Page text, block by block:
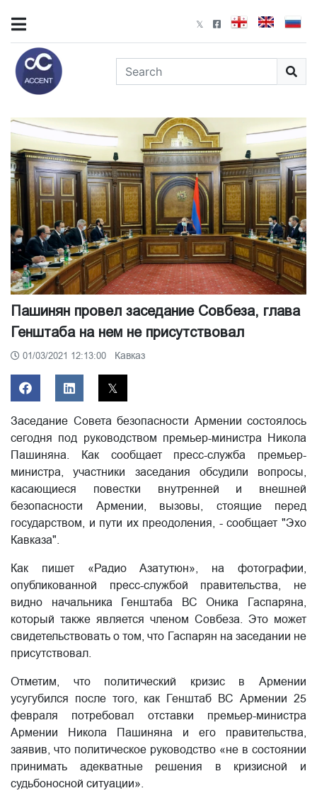
Пашинян провел заседание Совбеза, глава
Генштаба на нем не присутствовал
01/03/2021 12:13:00 Кавказ
Заседание Совета безопасности Армении состоялось
сегодня под руководством премьер-министра Никола
Пашиняна. Как сообщает пресс-служба премьер-
министра, участники заседания обсудили вопросы,
касающиеся повестки внутренней и внешней
безопасности Армении, вызовы, стоящие перед
государством, и пути их преодоления, - сообщает "Эхо
Кавказа".
Как пишет «Радио Азатутюн», на фотографии,
опубликованной пресс-службой правительства, не
видно начальника Генштаба ВС Оника Гаспаряна,
который также является членом Совбеза. Это может
свидетельствовать о том, что Гаспарян на заседании не
присутствовал.
Отметим, что политический кризис в Армении
усугубился после того, как Генштаб ВС Армении 25
февраля потребовал отставки премьер-министра
Армении Никола Пашиняна и его правительства,
заявив, что политическое руководство «не в состоянии
принимать адекватные решения в кризисной и
судьбоносной ситуации».